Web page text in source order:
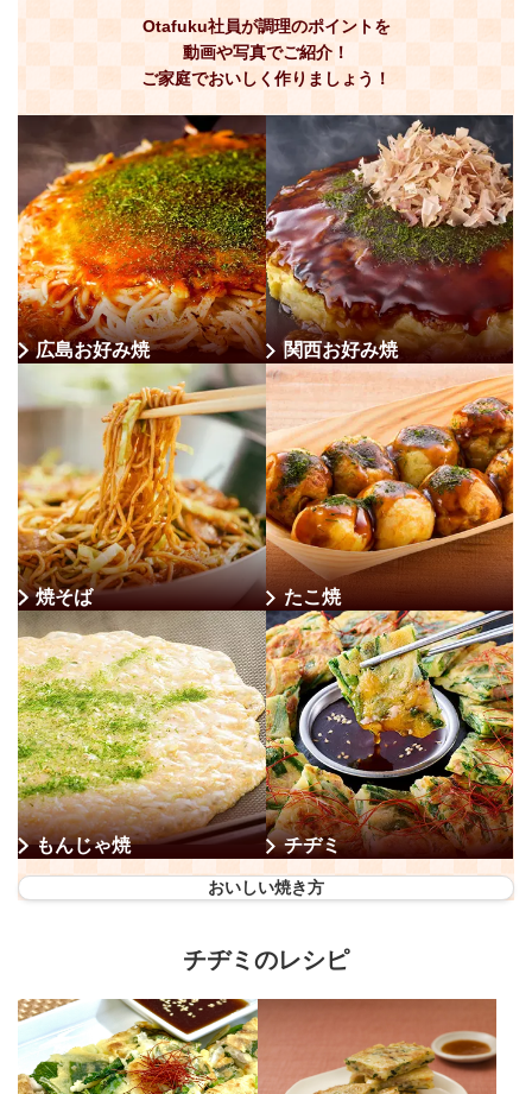
Otafuku社員が調理のポイントを
動画や写真でご紹介！
ご家庭でおいしく作りましょう！
広島お好み焼 関西お好み焼
焼そば たこ焼
もんじゃ焼 チヂミ
おいしい焼き方
チヂミのレシピ